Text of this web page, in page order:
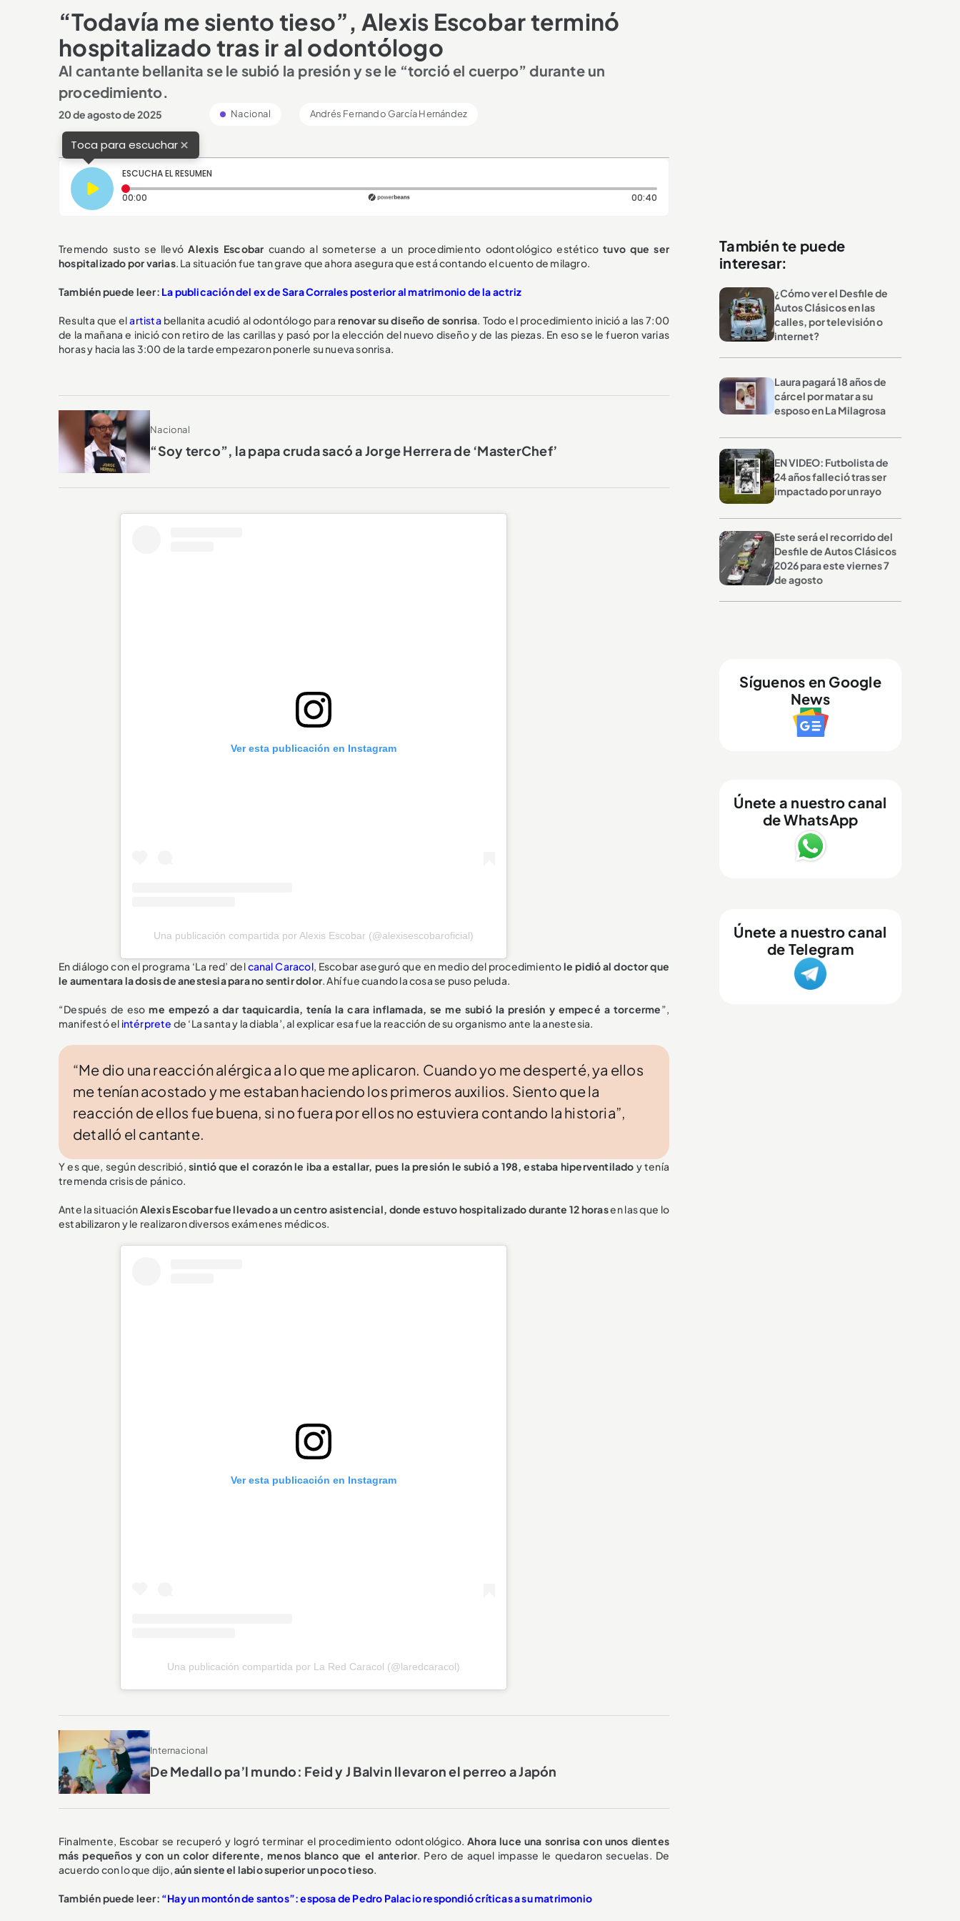
“Todavía me siento tieso”, Alexis Escobar terminó
hospitalizado tras ir al odontólogo
Al cantante bellanita se le subió la presión y se le “torció el cuerpo” durante un
procedimiento.
20 de agosto de 2025 Nacional Andrés Fernando García Hernández
Toca para escuchar×
ESCUCHA EL RESUMEN
00:00
00:40Duración: 40 segundos
Tremendo susto se llevóAlexis Escobar cuando al someterse a un procedimiento odontológico estéticotuvo que ser
hospitalizado por varias. La situación fue tan grave que ahora asegura que está contando el cuento de milagro.
También puede leer: La publicación del ex de Sara Corrales posterior al matrimonio de la actriz
Resulta que elartista bellanita acudió al odontólogo para renovar su diseño de sonrisa. Todo el procedimiento inició a las 7:00
de la mañana e inició con retiro de las carillas y pasó por la elección del nuevo diseño y de las piezas. En eso se le fueron varias
horas y hacia las 3:00 de la tarde empezaron ponerle su nueva sonrisa.
Nacional
“Soy terco”, la papa cruda sacó a Jorge Herrera de ‘MasterChef’
Ver esta publicación en Instagram
Una publicación compartida por Alexis Escobar (@alexisescobaroficial)
En diálogo con el programa ‘La red’ delcanal Caracol, Escobar aseguró que en medio del procedimientole pidió al doctor que
le aumentara la dosis de anestesia para no sentir dolor. Ahí fue cuando la cosa se puso peluda.
“Después de esome empezó a dar taquicardia, tenía la cara inflamada, se me subió la presión y empecé a torcerme”,
manifestó el intérprete de ‘La santa y la diabla’, al explicar esa fue la reacción de su organismo ante la anestesia.
“Me dio una reacción alérgica a lo que me aplicaron. Cuando yo me desperté, ya ellos
me tenían acostado y me estaban haciendo los primeros auxilios. Siento que la
reacción de ellos fue buena, si no fuera por ellos no estuviera contando la historia”,
detalló el cantante.
Y es que, según describió, sintió que el corazón le iba a estallar, pues la presión le subió a 198, estaba hiperventilado y tenía
tremenda crisis de pánico.
Ante la situaciónAlexis Escobar fue llevado a un centro asistencial, donde estuvo hospitalizado durante 12 horasen las que lo
estabilizaron y le realizaron diversos exámenes médicos.
Ver esta publicación en Instagram
Una publicación compartida por La Red Caracol (@laredcaracol)
Internacional
De Medallo pa’l mundo: Feid y J Balvin llevaron el perreo a Japón
Finalmente, Escobar se recuperó y logró terminar el procedimiento odontológico.Ahora luce una sonrisa con unos dientes
más pequeños y con un color diferente, menos blanco que el anterior. Pero de aquel impasse le quedaron secuelas. De
acuerdo con lo que dijo,aún siente el labio superior un poco tieso.
También puede leer: “Hay un montón de santos”: esposa de Pedro Palacio respondió críticas a su matrimonio
También te puede
interesar:
¿Cómo ver el Desfile de
Autos Clásicos en las
calles, por televisión o
internet?
Laura pagará 18 años de
cárcel por matar a su
esposo en La Milagrosa
EN VIDEO: Futbolista de
24 años falleció tras ser
impactado por un rayo
Este será el recorrido del
Desfile de Autos Clásicos
2026 para este viernes 7
de agosto
Síguenos en Google
News
Únete a nuestro canal
de WhatsApp
Únete a nuestro canal
de Telegram